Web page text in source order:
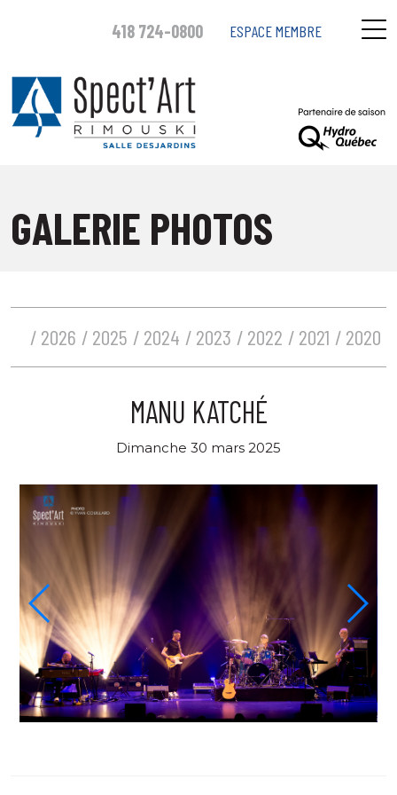
418 724-0800 ESPACE MEMBRE
GALERIE PHOTOS
2026 2025 2024 2023 2022 2021 2020
MANU KATCHÉ
Dimanche 30 mars 2025